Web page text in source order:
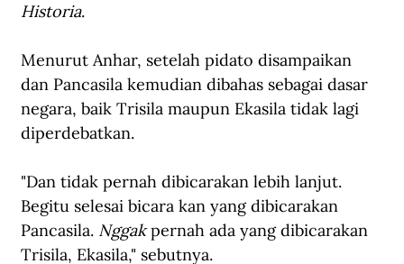
Historia.
Menurut Anhar, setelah pidato disampaikan
dan Pancasila kemudian dibahas sebagai dasar
negara, baik Trisila maupun Ekasila tidak lagi
diperdebatkan.
"Dan tidak pernah dibicarakan lebih lanjut.
Begitu selesai bicara kan yang dibicarakan
Pancasila. Nggak pernah ada yang dibicarakan
Trisila, Ekasila," sebutnya.